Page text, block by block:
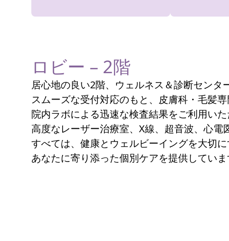
ロビー – 2階
居心地の良い2階、ウェルネス＆診断センタ
スムーズな受付対応のもと、皮膚科・毛髪
院内ラボによる迅速な検査結果をご利用いた
高度なレーザー治療室、X線、超音波、心電
すべては、健康とウェルビーイングを大切
あなたに寄り添った個別ケアを提供していま